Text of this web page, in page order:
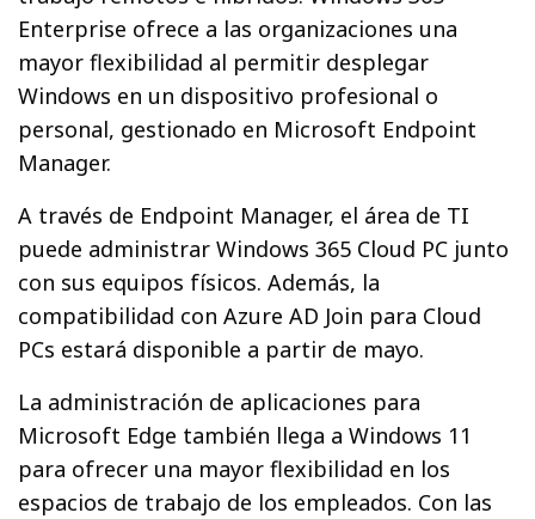
Enterprise ofrece a las organizaciones una
mayor flexibilidad al permitir desplegar
Windows en un dispositivo profesional o
personal, gestionado en Microsoft Endpoint
Manager.
A través de Endpoint Manager, el área de TI
puede administrar Windows 365 Cloud PC junto
con sus equipos físicos. Además, la
compatibilidad con Azure AD Join para Cloud
PCs estará disponible a partir de mayo.
La administración de aplicaciones para
Microsoft Edge también llega a Windows 11
para ofrecer una mayor flexibilidad en los
espacios de trabajo de los empleados. Con las